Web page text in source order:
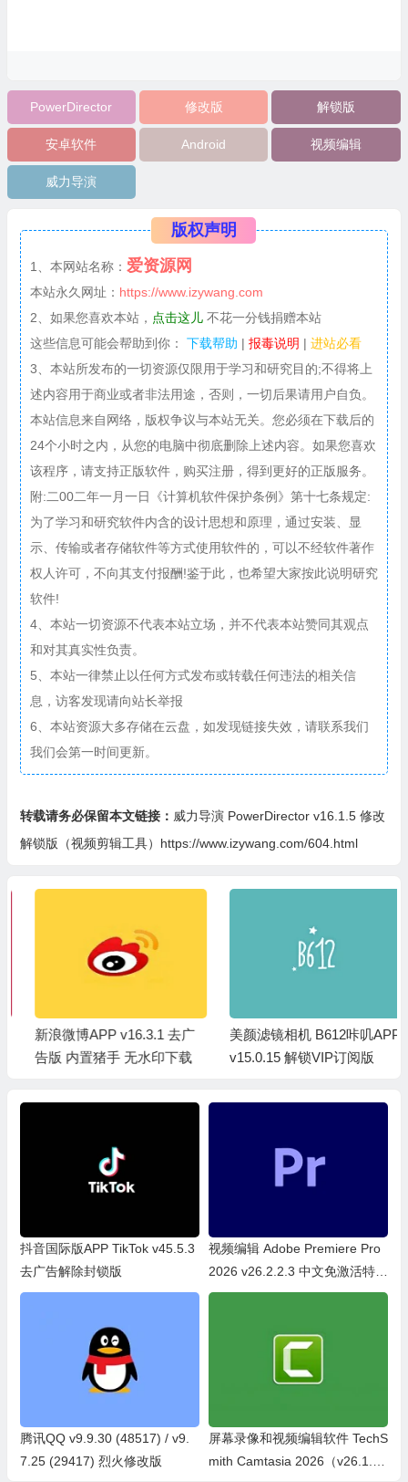
PowerDirector 修改版 解锁版
安卓软件 Android 视频编辑
威力导演
版权声明
1、本网站名称： 爱资源网
本站永久网址： https://www.izywang.com
2、如果您喜欢本站， 点击这儿不花一分钱捐赠本站
这些信息可能会帮助到你：
下载帮助 | 报毒说明 | 进站必看
3、本站所发布的一切资源仅限用于学习和研究目的;不得将上
述内容用于商业或者非法用途，否则，一切后果请用户自负。
本站信息来自网络，版权争议与本站无关。您必须在下载后的
24个小时之内，从您的电脑中彻底删除上述内容。如果您喜欢
该程序，请支持正版软件，购买注册，得到更好的正版服务。
附:二00二年一月一日《计算机软件保护条例》第十七条规定:
为了学习和研究软件内含的设计思想和原理，通过安装、显
示、传输或者存储软件等方式使用软件的，可以不经软件著作
权人许可，不向其支付报酬!鉴于此，也希望大家按此说明研究
软件!
4、本站一切资源不代表本站立场，并不代表本站赞同其观点
和对其真实性负责。
5、本站一律禁止以任何方式发布或转载任何违法的相关信
息，访客发现请向站长举报
6、本站资源大多存储在云盘，如发现链接失效，请联系我们
我们会第一时间更新。
转载请务必保留本文链接： 威力导演 PowerDirector v16.1.5 修改
解锁版（视频剪辑工具）https://www.izywang.com/604.html
新浪微博APP v16.3.1 去广
告版 内置猪手 无水印下载
美颜滤镜相机 B612咔叽APP
v15.0.15 解锁VIP订阅版
抖音国际版APP TikTok v45.5.3
去广告解除封锁版
视频编辑 Adobe Premiere Pro
2026 v26.2.2.3 中文免激活特别
版
腾讯QQ v9.9.30 (48517) / v9.
7.25 (29417) 烈火修改版
屏幕录像和视频编辑软件 TechS
mith Camtasia 2026（v26.1.1.